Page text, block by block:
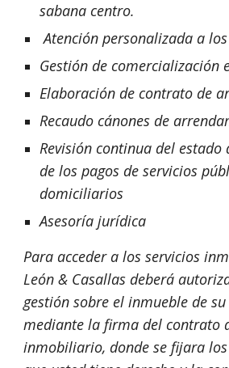
sabana centro.
Atención personalizada a
Gestión de comercialización
Elaboración de contrato de
Recaudo cánones de
Revisión continua del estado
de los pagos de servicios
domiciliarios
Asesoría jurídica
Para acceder a los servicios
León & Casallas deberá
gestión sobre el inmueble de
mediante la firma del contrato
inmobiliario, donde se fijara